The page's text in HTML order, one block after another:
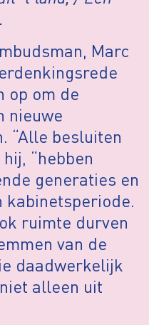
Marc
op om de
nieuwe
“Alle besluiten
“hebben
generaties en
kabinetsperiode.
ruimte durven
van de
daadwerkelijk
alleen uit